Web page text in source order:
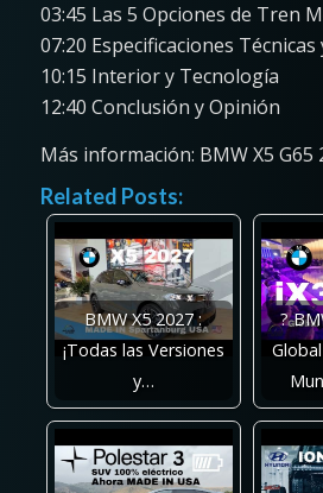
03:45 Las 5 Opciones de Tren
07:20 Especificaciones
10:15 Interior y Tecnología
12:40 Conclusión y Opinión
Más información: BMW X5 G65
Related Posts:
BMW X5 2027 :
¡Todas las Versiones
y…
?